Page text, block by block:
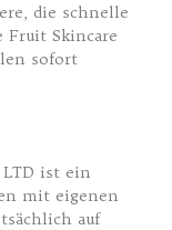
die schnelle
Fruit Skincare
sofort
LTD ist ein
mit eigenen
auf